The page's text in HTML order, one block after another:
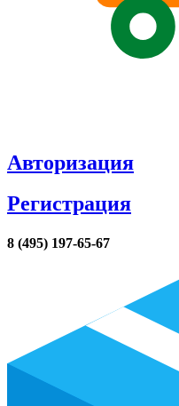
Авторизация
Регистрация
8 (495) 197-65-67